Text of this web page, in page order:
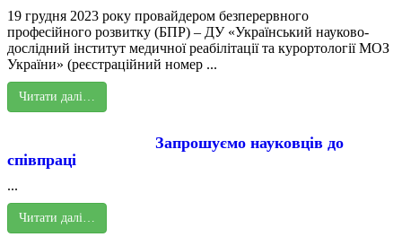
19 грудня 2023 року провайдером безперервного
професійного розвитку (БПР) – ДУ «Український науково-
дослідний інститут медичної реабілітації та курортології МОЗ
України» (реєстраційний номер ...
Читати далі…
Запрошуємо науковців до
співпраці
...
Читати далі…